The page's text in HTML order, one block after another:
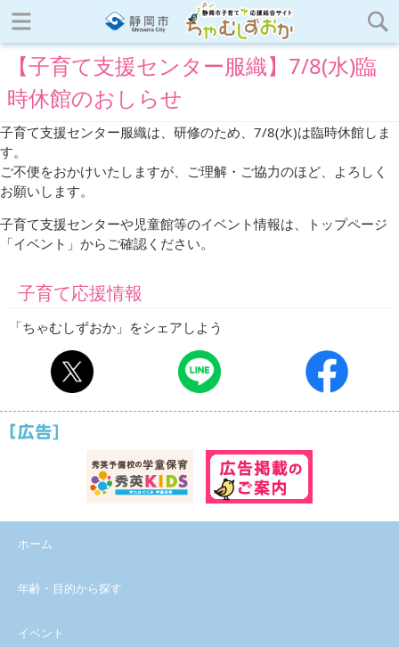
【子育て支援センター服織】7/8(水)臨
時休館のおしらせ
子育て支援センター服織は、研修のため、7/8(水)は臨時休館しま
す。
ご不便をおかけいたしますが、ご理解・ご協力のほど、よろしく
お願いします。
子育て支援センターや児童館等のイベント情報は、トップページ
「イベント」からご確認ください。
子育て応援情報
「ちゃむしずおか」をシェアしよう
ホーム
年齢・目的から探す
イベント